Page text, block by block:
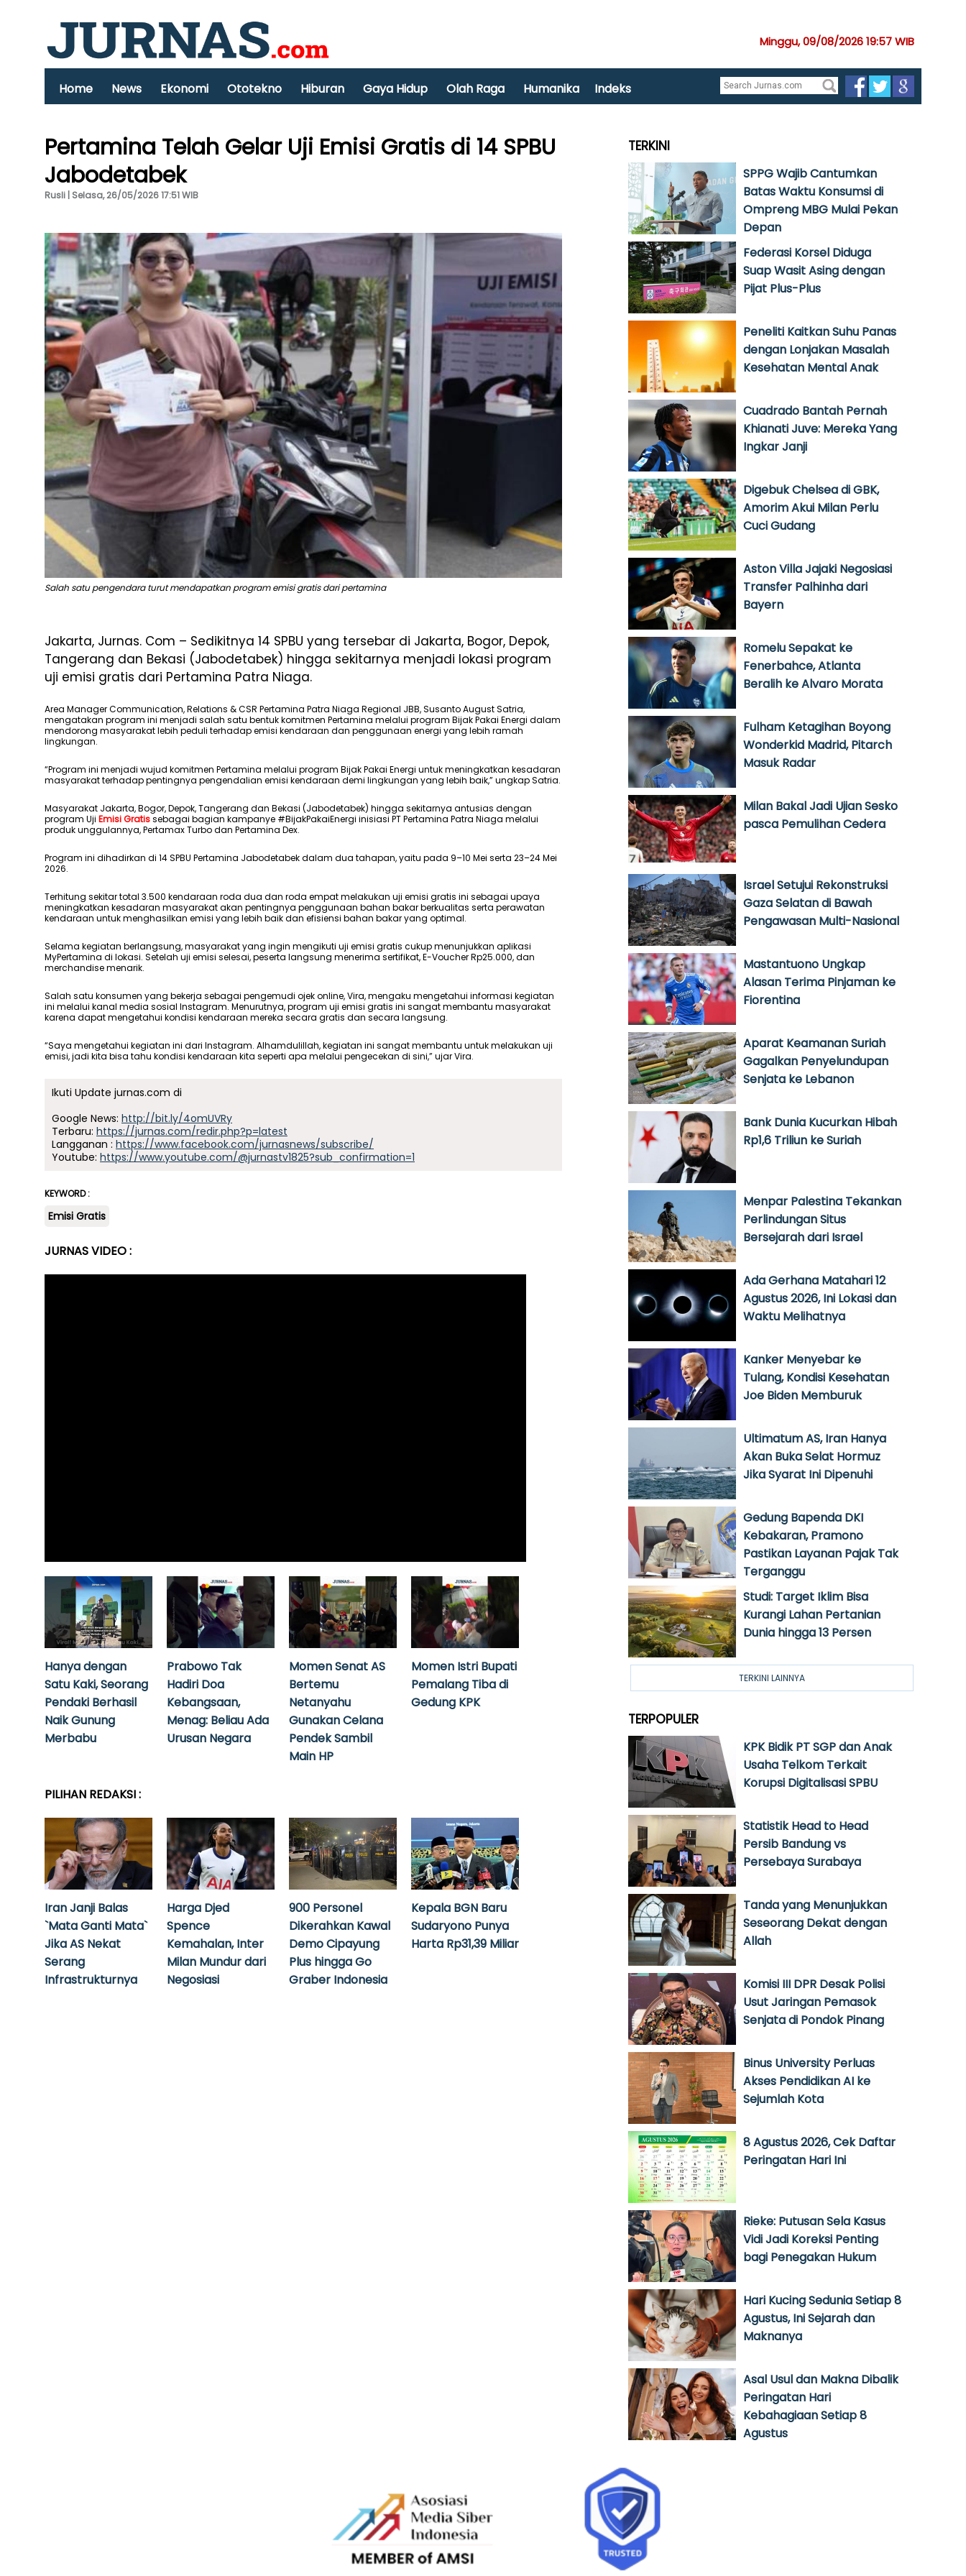
Minggu, 09/08/2026 19:57 WIB
Home News Ekonomi Ototekno Hiburan Gaya Hidup Olah Raga Humanika Indeks
Pertamina Telah Gelar Uji Emisi Gratis di 14 SPBU
Jabodetabek
Rusli | Selasa, 26/05/2026 17:51 WIB
Salah satu pengendara turut mendapatkan program emisi gratis dari pertamina
Jakarta, Jurnas. Com – Sedikitnya 14 SPBU yang tersebar di Jakarta, Bogor, Depok,
Tangerang dan Bekasi (Jabodetabek) hingga sekitarnya menjadi lokasi program
uji emisi gratis dari Pertamina Patra Niaga.
Area Manager Communication, Relations & CSR Pertamina Patra Niaga Regional JBB, Susanto August Satria,
mengatakan program ini menjadi salah satu bentuk komitmen Pertamina melalui program Bijak Pakai Energi dalam
mendorong masyarakat lebih peduli terhadap emisi kendaraan dan penggunaan energi yang lebih ramah
lingkungan.
“Program ini menjadi wujud komitmen Pertamina melalui program Bijak Pakai Energi untuk meningkatkan kesadaran
masyarakat terhadap pentingnya pengendalian emisi kendaraan demi lingkungan yang lebih baik,” ungkap Satria.
Masyarakat Jakarta, Bogor, Depok, Tangerang dan Bekasi (Jabodetabek) hingga sekitarnya antusias dengan
program Uji Emisi Gratissebagai bagian kampanye #BijakPakaiEnergi inisiasi PT Pertamina Patra Niaga melalui
produk unggulannya, Pertamax Turbo dan Pertamina Dex.
Program ini dihadirkan di 14 SPBU Pertamina Jabodetabek dalam dua tahapan, yaitu pada 9–10 Mei serta 23–24 Mei
2026.
Terhitung sekitar total 3.500 kendaraan roda dua dan roda empat melakukan uji emisi gratis ini sebagai upaya
meningkatkan kesadaran masyarakat akan pentingnya penggunaan bahan bakar berkualitas serta perawatan
kendaraan untuk menghasilkan emisi yang lebih baik dan efisiensi bahan bakar yang optimal.
Selama kegiatan berlangsung, masyarakat yang ingin mengikuti uji emisi gratis cukup menunjukkan aplikasi
MyPertamina di lokasi. Setelah uji emisi selesai, peserta langsung menerima sertifikat, E-Voucher Rp25.000, dan
merchandise menarik.
Salah satu konsumen yang bekerja sebagai pengemudi ojek online, Vira, mengaku mengetahui informasi kegiatan
ini melalui kanal media sosial Instagram. Menurutnya, program uji emisi gratis ini sangat membantu masyarakat
karena dapat mengetahui kondisi kendaraan mereka secara gratis dan secara langsung.
“Saya mengetahui kegiatan ini dari Instagram. Alhamdulillah, kegiatan ini sangat membantu untuk melakukan uji
emisi, jadi kita bisa tahu kondisi kendaraan kita seperti apa melalui pengecekan di sini,” ujar Vira.
Ikuti Update jurnas.com di
Google News: http://bit.ly/4omUVRy
Terbaru: https://jurnas.com/redir.php?p=latest
Langganan : https://www.facebook.com/jurnasnews/subscribe/
Youtube: https://www.youtube.com/@jurnastv1825?sub_confirmation=1
KEYWORD :
Emisi Gratis
JURNAS VIDEO :
Hanya dengan
Satu Kaki, Seorang
Pendaki Berhasil
Naik Gunung
Merbabu
Prabowo Tak
Hadiri Doa
Kebangsaan,
Menag: Beliau Ada
Urusan Negara
Momen Senat AS
Bertemu
Netanyahu
Gunakan Celana
Pendek Sambil
Main HP
Momen Istri Bupati
Pemalang Tiba di
Gedung KPK
PILIHAN REDAKSI :
Iran Janji Balas
`Mata Ganti Mata`
Jika AS Nekat
Serang
Infrastrukturnya
Harga Djed
Spence
Kemahalan, Inter
Milan Mundur dari
Negosiasi
900 Personel
Dikerahkan Kawal
Demo Cipayung
Plus hingga Go
Graber Indonesia
Kepala BGN Baru
Sudaryono Punya
Harta Rp31,39 Miliar
TERKINI
SPPG Wajib Cantumkan
Batas Waktu Konsumsi di
Ompreng MBG Mulai Pekan
Depan
Federasi Korsel Diduga
Suap Wasit Asing dengan
Pijat Plus-Plus
Peneliti Kaitkan Suhu Panas
dengan Lonjakan Masalah
Kesehatan Mental Anak
Cuadrado Bantah Pernah
Khianati Juve: Mereka Yang
Ingkar Janji
Digebuk Chelsea di GBK,
Amorim Akui Milan Perlu
Cuci Gudang
Aston Villa Jajaki Negosiasi
Transfer Palhinha dari
Bayern
Romelu Sepakat ke
Fenerbahce, Atlanta
Beralih ke Alvaro Morata
Fulham Ketagihan Boyong
Wonderkid Madrid, Pitarch
Masuk Radar
Milan Bakal Jadi Ujian Sesko
pasca Pemulihan Cedera
Israel Setujui Rekonstruksi
Gaza Selatan di Bawah
Pengawasan Multi-Nasional
Mastantuono Ungkap
Alasan Terima Pinjaman ke
Fiorentina
Aparat Keamanan Suriah
Gagalkan Penyelundupan
Senjata ke Lebanon
Bank Dunia Kucurkan Hibah
Rp1,6 Triliun ke Suriah
Menpar Palestina Tekankan
Perlindungan Situs
Bersejarah dari Israel
Ada Gerhana Matahari 12
Agustus 2026, Ini Lokasi dan
Waktu Melihatnya
Kanker Menyebar ke
Tulang, Kondisi Kesehatan
Joe Biden Memburuk
Ultimatum AS, Iran Hanya
Akan Buka Selat Hormuz
Jika Syarat Ini Dipenuhi
Gedung Bapenda DKI
Kebakaran, Pramono
Pastikan Layanan Pajak Tak
Terganggu
Studi: Target Iklim Bisa
Kurangi Lahan Pertanian
Dunia hingga 13 Persen
TERKINI LAINNYA
TERPOPULER
KPK Bidik PT SGP dan Anak
Usaha Telkom Terkait
Korupsi Digitalisasi SPBU
Statistik Head to Head
Persib Bandung vs
Persebaya Surabaya
Tanda yang Menunjukkan
Seseorang Dekat dengan
Allah
Komisi III DPR Desak Polisi
Usut Jaringan Pemasok
Senjata di Pondok Pinang
Binus University Perluas
Akses Pendidikan AI ke
Sejumlah Kota
8 Agustus 2026, Cek Daftar
Peringatan Hari Ini
Rieke: Putusan Sela Kasus
Vidi Jadi Koreksi Penting
bagi Penegakan Hukum
Hari Kucing Sedunia Setiap 8
Agustus, Ini Sejarah dan
Maknanya
Asal Usul dan Makna Dibalik
Peringatan Hari
Kebahagiaan Setiap 8
Agustus